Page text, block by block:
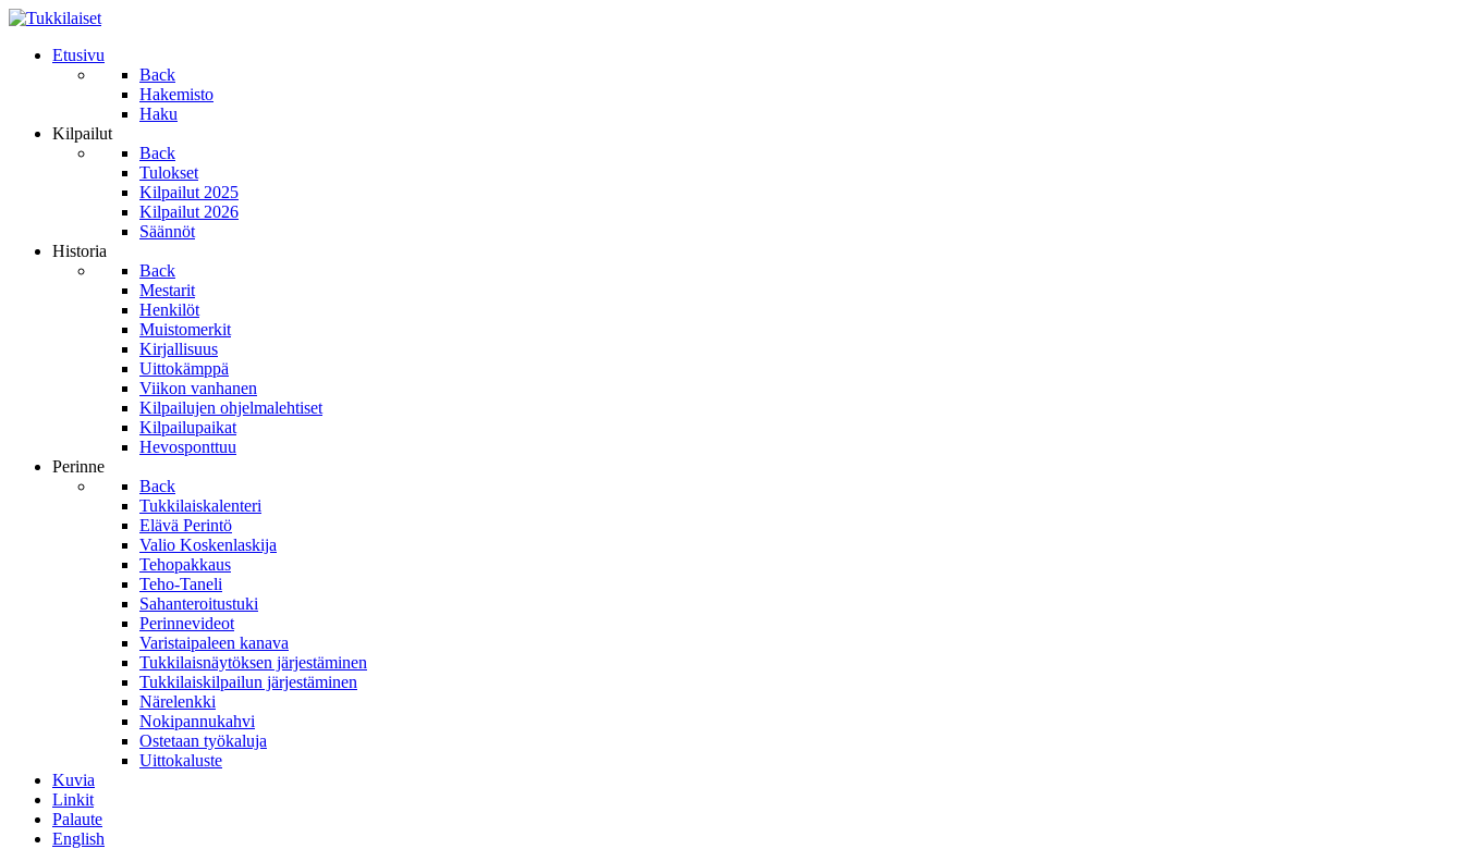
Etusivu
Back
Hakemisto
Haku
Kilpailut
Back
Tulokset
Kilpailut 2025
Kilpailut 2026
Säännöt
Historia
Back
Mestarit
Henkilöt
Muistomerkit
Kirjallisuus
Uittokämppä
Viikon vanhanen
Kilpailujen ohjelmalehtiset
Kilpailupaikat
Hevosponttuu
Perinne
Back
Tukkilaiskalenteri
Elävä Perintö
Valio Koskenlaskija
Tehopakkaus
Teho-Taneli
Sahanteroitustuki
Perinnevideot
Varistaipaleen kanava
Tukkilaisnäytöksen järjestäminen
Tukkilaiskilpailun järjestäminen
Närelenkki
Nokipannukahvi
Ostetaan työkaluja
Uittokaluste
Kuvia
Linkit
Palaute
English